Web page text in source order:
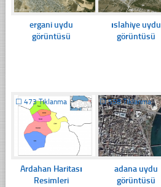
ergani uydu
görüntüsü
ıslahiye uydu
görüntüsü
☐ 473 Tıklanma
Ardahan Haritası
Resimleri
☐558 Tıklanma
adana uydu
görüntüsü